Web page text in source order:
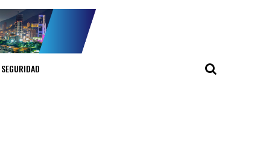
SEGURIDAD